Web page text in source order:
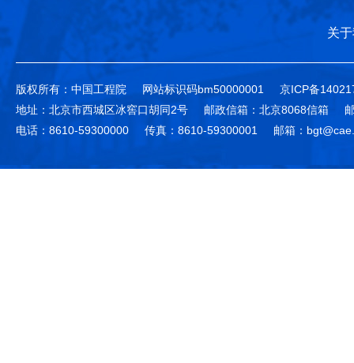
关
版权所有：中国工程院 网站标识码bm50000001
京ICP备
地址：北京市西城区冰窖口胡同2号
邮政信箱：北京8068信箱
电话：8610-59300000
传真：8610-59300001 邮箱：